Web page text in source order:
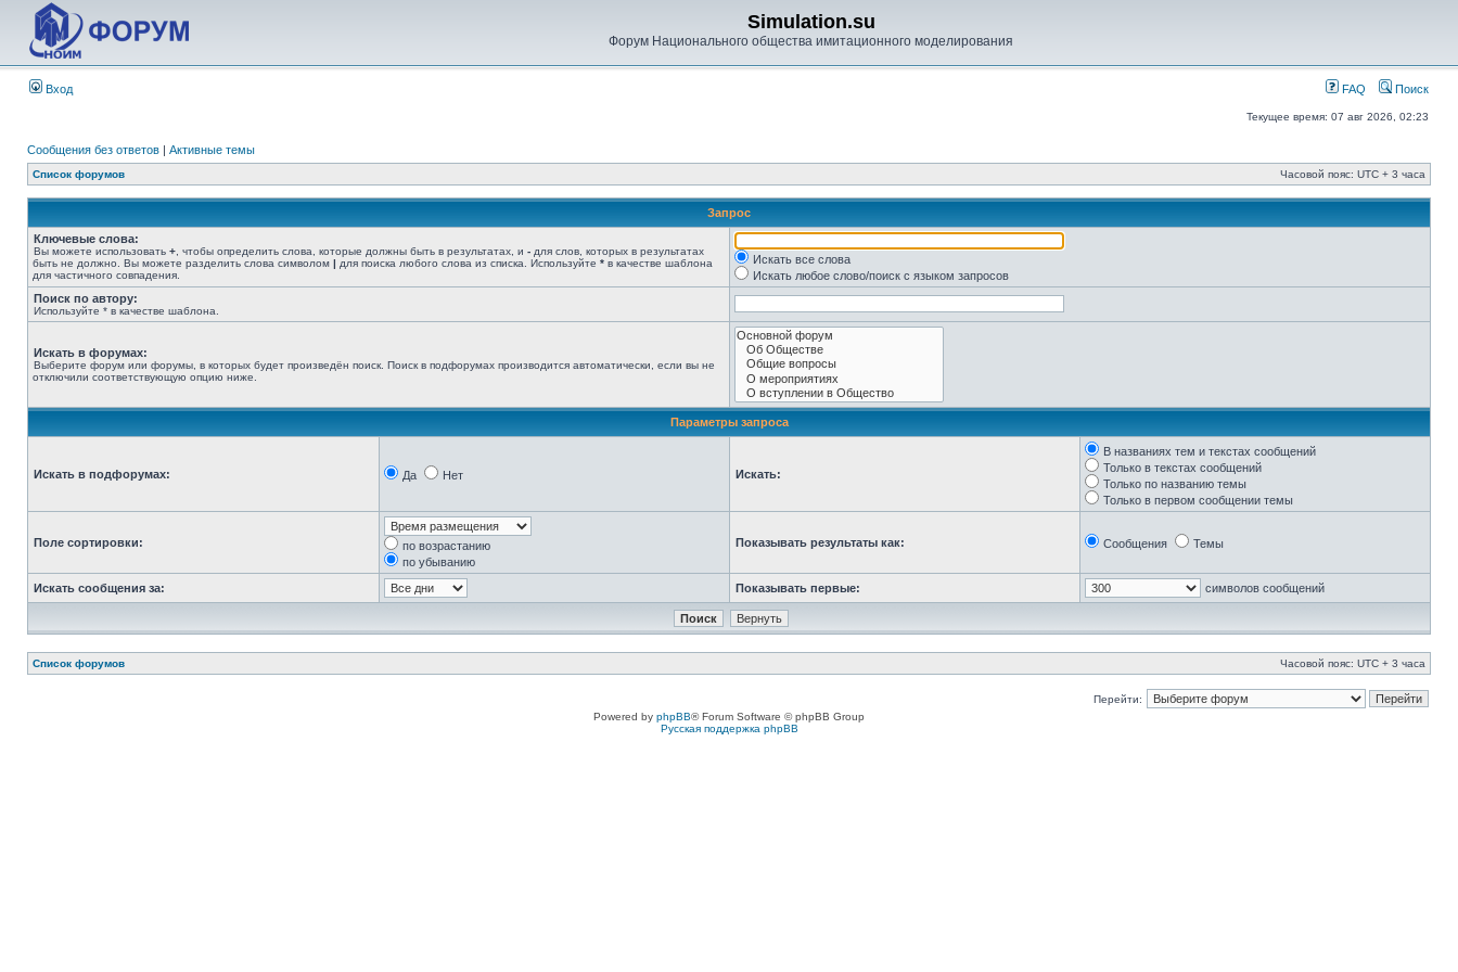
Simulation.su
Форум Национального общества имитационного моделирования
Вход FAQ Поиск
Текущее время: 07 авг 2026, 02:23
Сообщения без ответов | Активные темы
Список форумов Часовой пояс: UTC + 3 часа
Запрос
Ключевые слова:
Вы можете использовать + , чтобы определить слова, которые должны быть в результатах, и - для слов, которых в результатах
быть не должно. Вы можете разделить слова символом | для поиска любого слова из списка. Используйте * в качестве шаблона
для частичного совпадения.
Искать все слова
Искать любое слово/поиск с языком запросов
Поиск по автору:
Используйте * в качестве шаблона.
Искать в форумах:
Выберите форум или форумы, в которых будет произведён поиск. Поиск в подфорумах производится автоматически, если вы не
отключили соответствующую опцию ниже.
Параметры запроса
Искать в подфорумах: Да Нет Искать:
В названиях тем и текстах сообщений
Только в текстах сообщений
Только по названию темы
Только в первом сообщении темы
Поле сортировки:
по возрастанию
по убыванию
Показывать результаты как: Сообщения Темы
Искать сообщения за: Показывать первые: символов сообщений
Список форумов Часовой пояс: UTC + 3 часа
Перейти:
Powered by phpBB® Forum Software © phpBB Group
Русская поддержка phpBB